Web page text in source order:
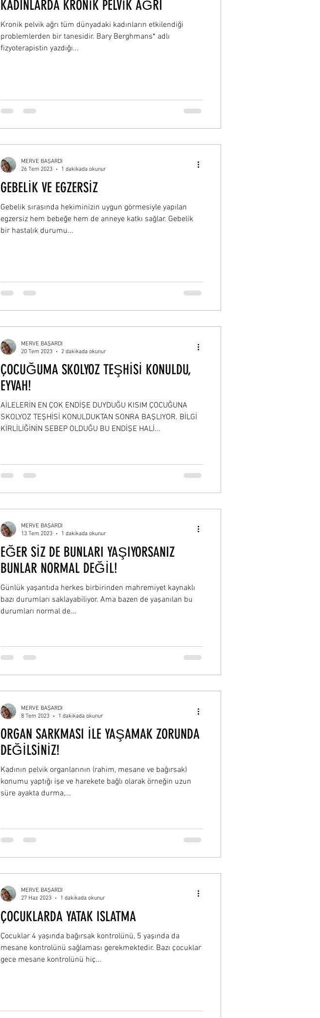
KADINLARDA KRONİK PELVİK AĞRI
Kronik pelvik ağrı tüm dünyadaki kadınların etkilendiği
problemlerden bir tanesidir. Bary Berghmans* adlı
fizyoterapistin yazdığı...
GEBELİK VE EGZERSİZ
Gebelik sırasında hekiminizin uygun görmesiyle yapılan
egzersiz hem bebeğe hem de anneye katkı sağlar. Gebelik
bir hastalık durumu...
MERVE BAŞARDI
26 Tem 2023
1 dakikada okunur
ÇOCUĞUMA SKOLYOZ TEŞHİSİ KONULDU,
EYVAH!
AİLELERİN EN ÇOK ENDİŞE DUYDUĞU KISIM ÇOCUĞUNA
SKOLYOZ TEŞHİSİ KONULDUKTAN SONRA BAŞLIYOR. BİLGİ
KİRLİLİĞİNİN SEBEP OLDUĞU BU ENDİŞE HALİ...
MERVE BAŞARDI
20 Tem 2023
2 dakikada okunur
EĞER SİZ DE BUNLARI YAŞIYORSANIZ
BUNLAR NORMAL DEĞİL!
Günlük yaşantıda herkes birbirinden mahremiyet kaynaklı
bazı durumları saklayabiliyor. Ama bazen de yaşanılan bu
durumları normal de...
MERVE BAŞARDI
13 Tem 2023
1 dakikada okunur
ORGAN SARKMASI İLE YAŞAMAK ZORUNDA
DEĞİLSİNİZ!
Kadının pelvik organlarının (rahim, mesane ve bağırsak)
konumu yaptığı işe ve harekete bağlı olarak örneğin uzun
süre ayakta durma,...
MERVE BAŞARDI
8 Tem 2023
1 dakikada okunur
ÇOCUKLARDA YATAK ISLATMA
Çocuklar 4 yaşında bağırsak kontrolünü, 5 yaşında da
mesane kontrolünü sağlaması gerekmektedir. Bazı çocuklar
gece mesane kontrolünü hiç...
MERVE BAŞARDI
27 Haz 2023
1 dakikada okunur